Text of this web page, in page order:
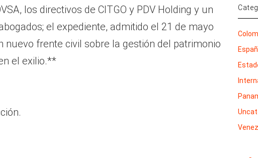
los directivos de CITGO y PDV Holding y un
el expediente, admitido el 21 de mayo
nuevo frente civil sobre la gestión del patrimonio
el exilio.**